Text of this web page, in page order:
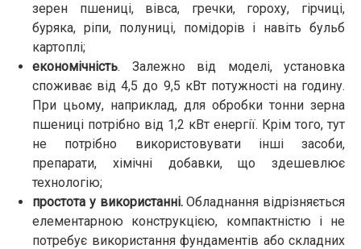
зерен пшениці, вівса, гречки, гороху, гірчиці,
буряка, ріпи, полуниці, помідорів і навіть бульб
картоплі;
економічність. Залежно від моделі, установка
споживає від 4,5 до 9,5 кВт потужності на годину.
При цьому, наприклад, для обробки тонни зерна
пшениці потрібно від 1,2 кВт енергії. Крім того, тут
не потрібно використовувати інші засоби,
препарати, хімічні добавки, що здешевлює
технологію;
простота у використанні.Обладнання відрізняється
елементарною конструкцією, компактністю і не
потребує використання фундаментів або складних